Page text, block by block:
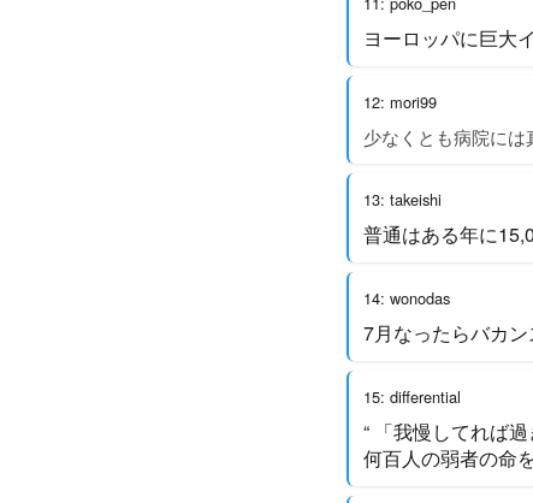
ヨーロッパに巨大
12: mori99
少なくとも病院に
13: takeishi
普通はある年に
14: wonodas
7月なったらバカ
15: differential
“ 「我慢してれば
何百人の弱者の命